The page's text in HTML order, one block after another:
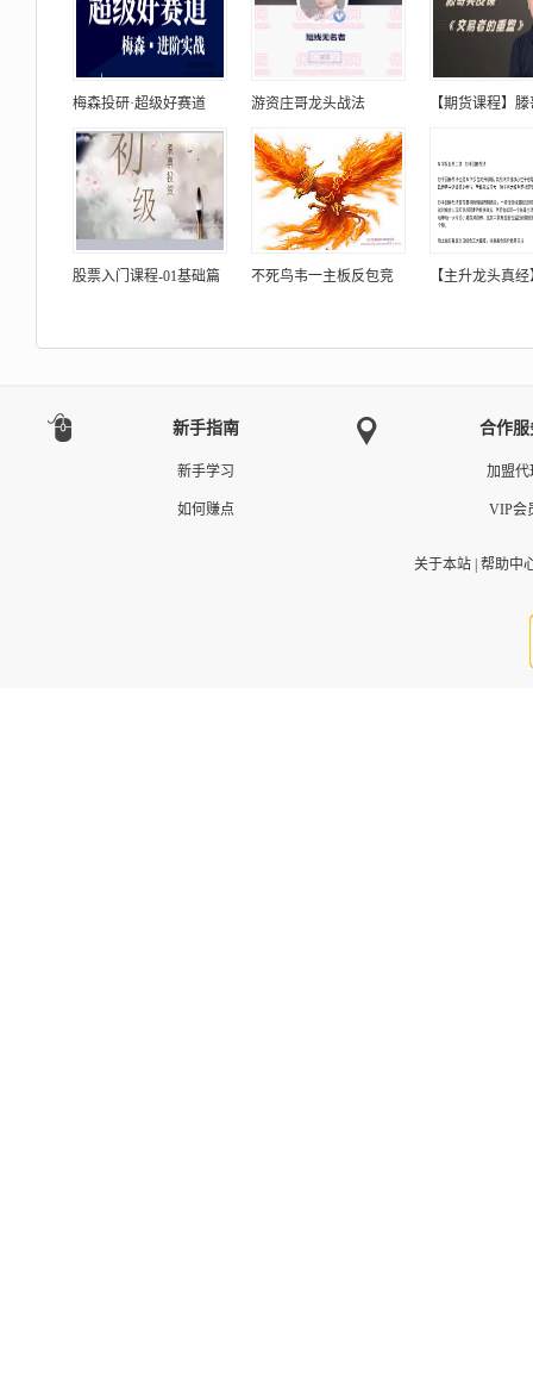
梅森投研·超级好赛道 游资庄哥龙头战法 【期货课程】
股票入门课程-01基础篇 不死鸟韦一主板反包竞 【主升龙头真
新手指南
新手学习
如何赚点
合作服
加盟代
VIP会
关于本站| 帮助中